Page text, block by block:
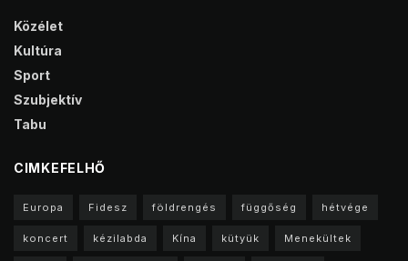
Közélet
Kultúra
Sport
Szubjektív
Tabu
CIMKEFELHŐ
Europa Fidesz földrengés függőség hétvége
koncert kézilabda Kína kütyük Menekültek